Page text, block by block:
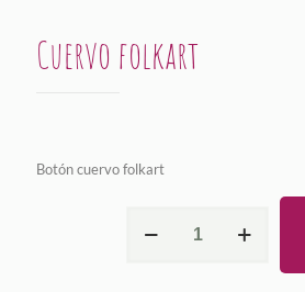
Cuervo folkart
Botón cuervo folkart
folkart